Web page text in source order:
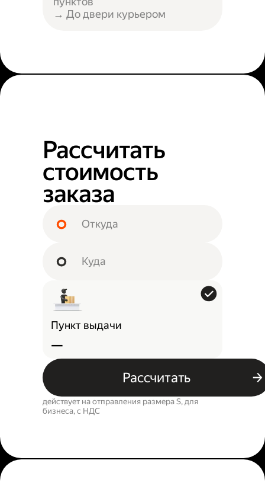
→ До двери курьером
Рассчитать
стоимость
заказа
Пункт выдачи
—
Рассчитать
действует на отправления размера S, для
бизнеса, c НДС